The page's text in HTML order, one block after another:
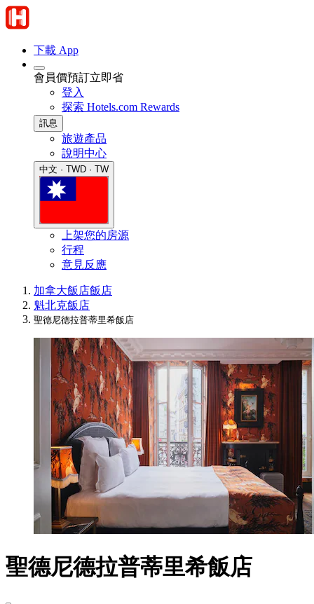
下載 App
會員價預訂立即省
登入
探索 Hotels.com Rewards
訊息
旅遊產品
說明中心
中文 · TWD · TW
上架您的房源
行程
意見反應
加拿大飯店飯店
魁北克飯店
聖德尼德拉普蒂里希飯店
聖德尼德拉普蒂里希飯店